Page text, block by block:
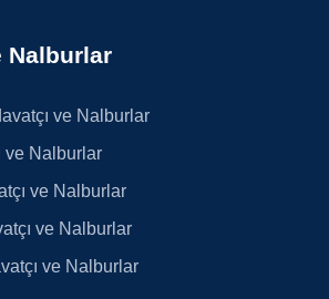
Nalburlar
ve Nalburlar
ve Nalburlar
ve Nalburlar
ve Nalburlar
ve Nalburlar